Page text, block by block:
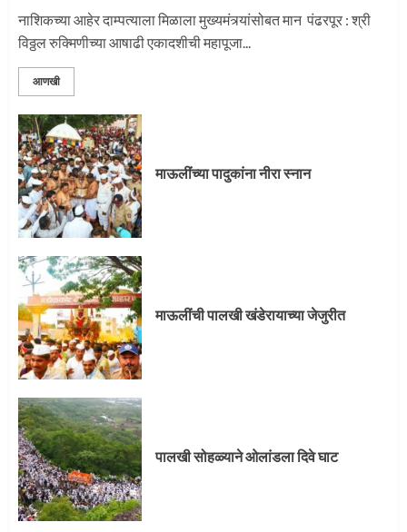
3
नाशिकच्या आहेर दाम्पत्याला मिळाला मुख्यमंत्र्यांसोबत मान पंढरपूर : श्री
विठ्ठल रुक्मिणीच्या आषाढी एकादशीची महापूजा...
आणखी
माऊलींच्या पादुकांना नीरा स्नान
माऊलींची पालखी खंडेरायाच्या जेजुरीत
पालखी सोहळ्याने ओलांडला दिवे घाट
3
4
5